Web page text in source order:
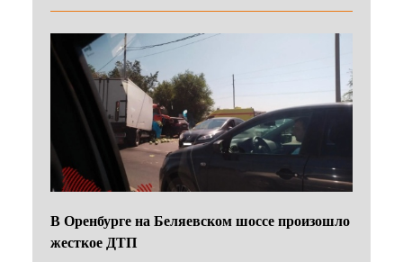
В Оренбурге на Беляевском шоссе произошло
жесткое ДТП